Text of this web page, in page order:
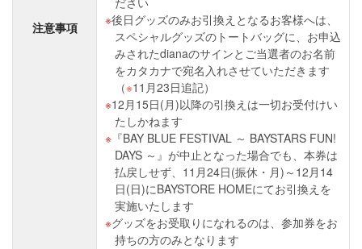
注意事項
後日グッズのみお引換えとなるお客様へは、
スペシャルグッズのトートバッグに、お申込
みされたdianaのサインとご当選者のお名前
をカタカナで宛名入れさせていただきます
（※11月23日追記）
12月15日(月)以降の引換えは一切お受付けい
たしかねます
『BAY BLUE FESTIVAL ～ BAYSTARS FUN!
DAYS ～』が中止となった場合でも、本券は
払戻しせず、11月24日(振休・月)～12月14
日(日)にBAYSTORE HOMEにてお引換えを
実施いたします
グッズをお受取りになれるのは、参加券をお
持ちの方のみとなります